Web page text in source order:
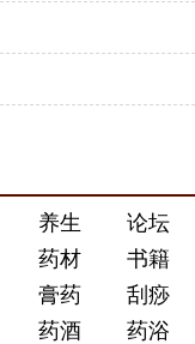
养生
论坛
药材
书籍
膏药
刮痧
药酒 药浴